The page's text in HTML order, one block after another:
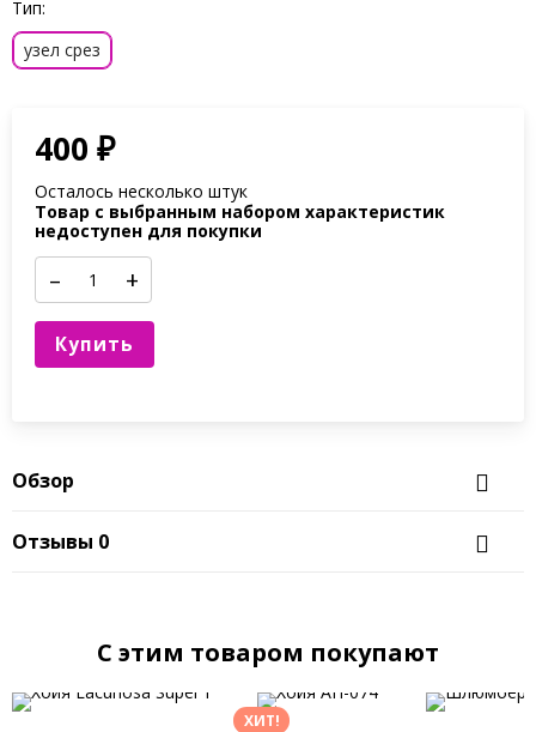
Тип:
узел срез
400₽
Осталось несколько штук
Товар с выбранным набором характеристик
недоступен для покупки
– +
Купить
Обзор
Отзывы 0
C этим товаром покупают
ХИТ!